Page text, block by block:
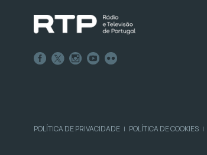
POLÍTICA DE PRIVACIDADE | POLÍTICA DE COOKIES |